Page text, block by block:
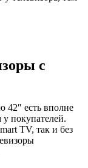
с
42″ есть вполне
покупателей.
TV, так и без